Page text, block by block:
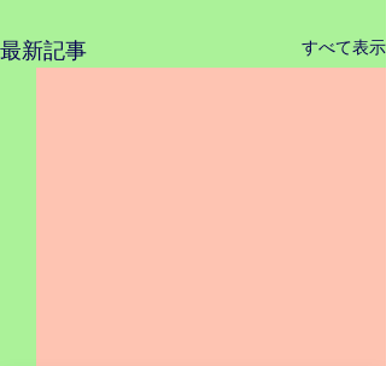
最新記事 すべて表示